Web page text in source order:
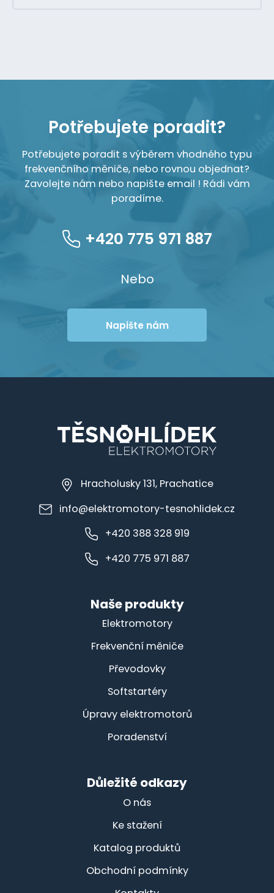
Potřebujete poradit?
Potřebujete poradit s výběrem vhodného typu
frekvenčního měniče, nebo rovnou objednat?
Zavolejte nám nebo napište email ! Rádi vám
poradíme.
+420 775 971 887
Nebo
Napište nám
Hracholusky 131, Prachatice
info@elektromotory-tesnohlidek.cz
+420 388 328 919
+420 775 971 887
Naše produkty
Elektromotory
Frekvenční měniče
Převodovky
Softstartéry
Úpravy elektromotorů
Poradenství
Důležité odkazy
O nás
Ke stažení
Katalog produktů
Obchodní podmínky